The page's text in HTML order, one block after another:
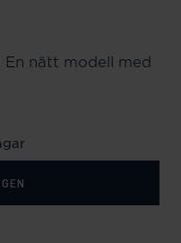
nätt modell med